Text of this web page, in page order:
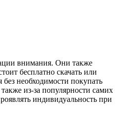
внимания. Они также
бесплатно скачать или
необходимости покупать
из-за популярности самих
индивидуальность при